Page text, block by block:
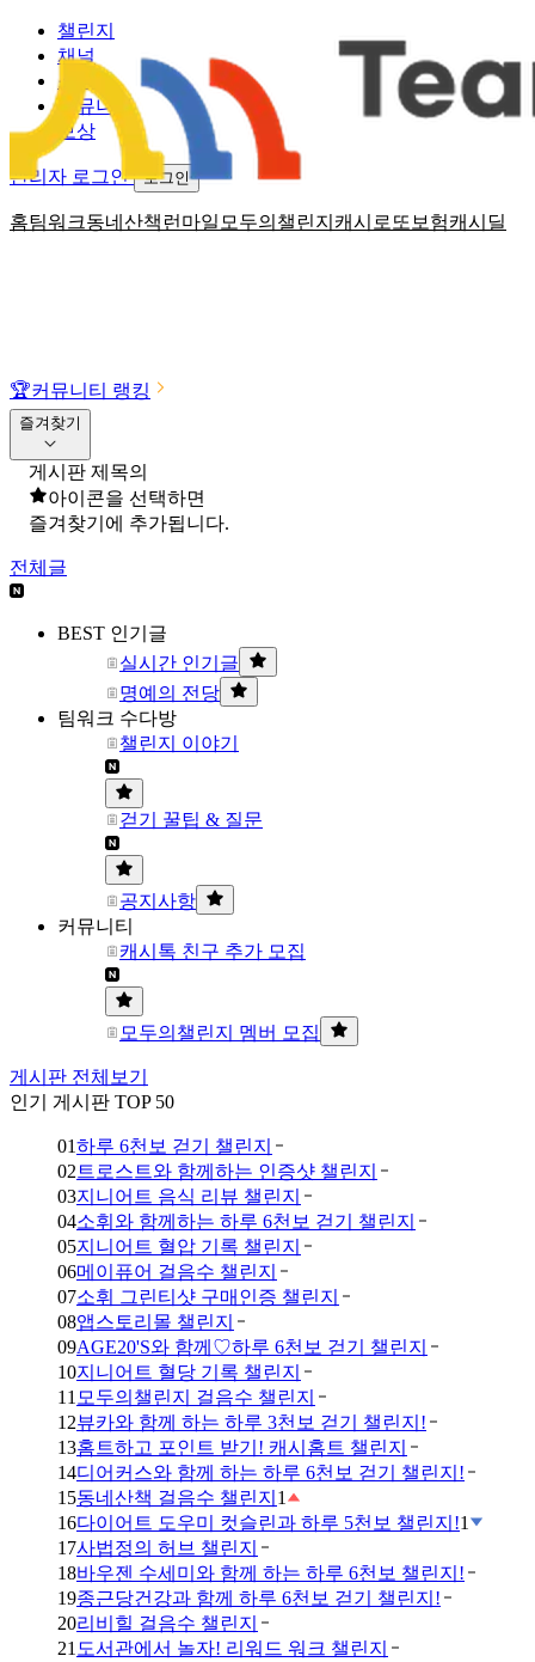
홈팀워크동네산책 런마일 모두의챌린지 캐시로또 보험캐시딜
챌린지
채널
소식
커뮤니티
보상
관리자 로그인 로그인
🏆커뮤니티 랭킹
즐겨찾기
게시판 제목의
아이콘을 선택하면
즐겨찾기에 추가됩니다.
전체글
BEST 인기글
실시간 인기글
명예의 전당
팀워크 수다방
챌린지 이야기
걷기 꿀팁 & 질문
공지사항
커뮤니티
캐시톡 친구 추가 모집
모두의챌린지 멤버 모집
게시판 전체보기
인기 게시판 TOP 50
01하루 6천보 걷기 챌린지
02 트로스트와 함께하는 인증샷 챌린지
03지니어트 음식 리뷰 챌린지
04소휘와 함께하는 하루 6천보 걷기 챌린지
05지니어트 혈압 기록 챌린지
06메이퓨어 걸음수 챌린지
07소휘 그린티샷 구매인증 챌린지
08앱스토리몰 챌린지
09AGE20'S와 함께♡하루 6천보 걷기 챌린지
10지니어트 혈당 기록 챌린지
11 모두의챌린지 걸음수 챌린지
12뷰카와 함께 하는 하루 3천보 걷기 챌린지!
13홈트하고 포인트 받기! 캐시홈트 챌린지
14디어커스와 함께 하는 하루 6천보 걷기 챌린지!
15동네산책 걸음수 챌린지 1
16다이어트 도우미 컷슬린과 하루 5천보 챌린지!1
17사법정의 허브 챌린지
18바우젠 수세미와 함께 하는 하루 6천보 챌린지!
19종근당건강과 함께 하루 6천보 걷기 챌린지!
20리비힐 걸음수 챌린지
21 도서관에서 놀자! 리워드 워크 챌린지